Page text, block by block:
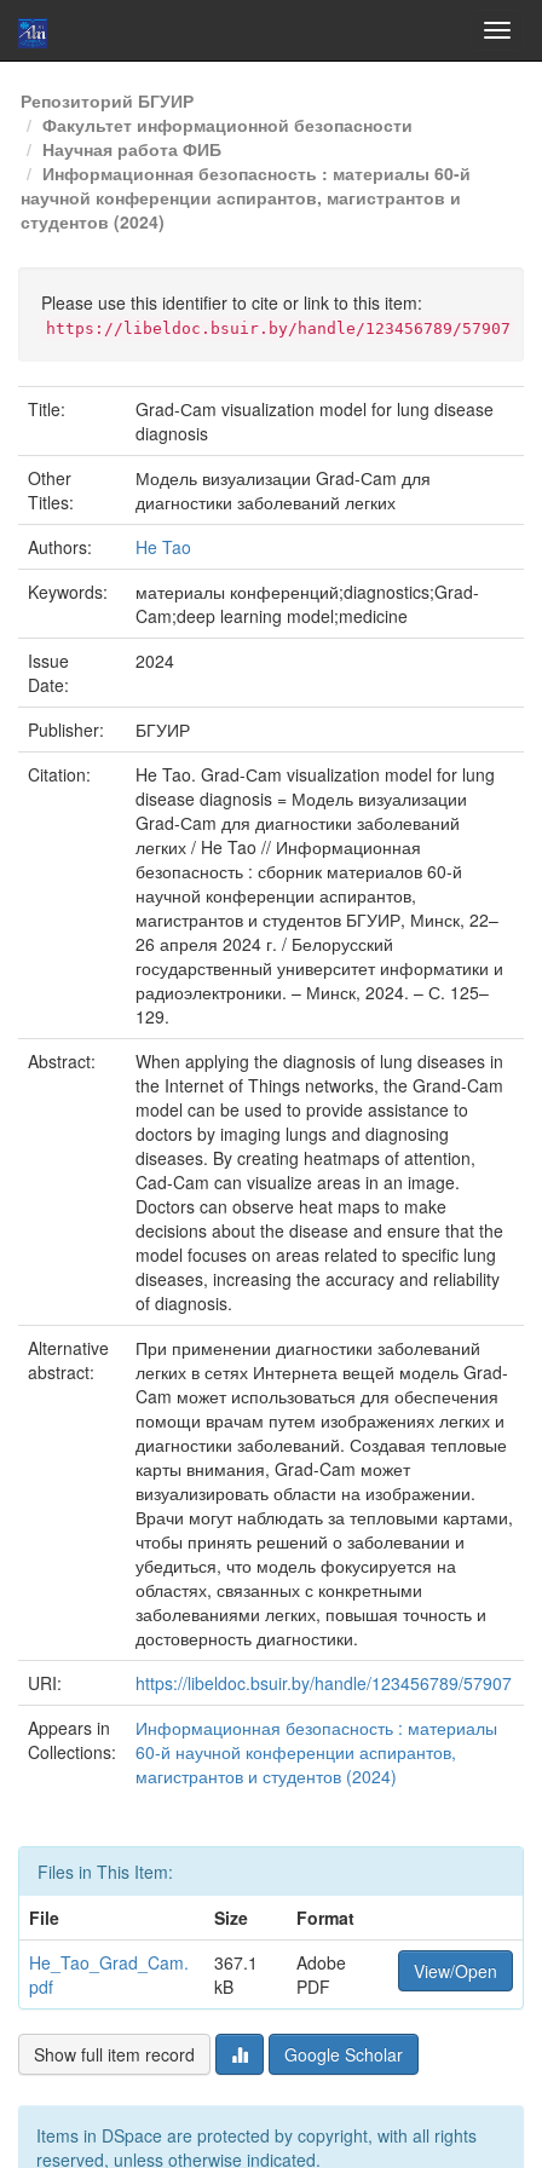
Skip
navigation
Репозиторий БГУИР
Факультет информационной безопасности
Научная работа ФИБ
Информационная безопасность : материалы 60-й
научной конференции аспирантов, магистрантов и
студентов (2024)
Please use this identifier to cite or link to this item:
https://libeldoc.bsuir.by/handle/123456789/57907
Title:
Grad-Сam visualization model for lung disease
diagnosis
Other
Titles:
Модель визуализации Grad-Сam для
диагностики заболеваний легких
Authors:
He Tao
Keywords:
материалы конференций;diagnostics;Grad-
Cam;deep learning model;medicine
Issue
Date:
2024
Publisher:
БГУИР
Citation:
He Tao. Grad-Сam visualization model for lung
disease diagnosis = Модель визуализации
Grad-Сam для диагностики заболеваний
легких / He Tao // Информационная
безопасность : сборник материалов 60-й
научной конференции аспирантов,
магистрантов и студентов БГУИР, Минск, 22–
26 апреля 2024 г. / Белорусский
государственный университет информатики и
радиоэлектроники. – Минск, 2024. – С. 125–
129.
Abstract:
When applying the diagnosis of lung diseases in
the Internet of Things networks, the Grand-Cam
model can be used to provide assistance to
doctors by imaging lungs and diagnosing
diseases. By creating heatmaps of attention,
Cad-Cam can visualize areas in an image.
Doctors can observe heat maps to make
decisions about the disease and ensure that the
model focuses on areas related to specific lung
diseases, increasing the accuracy and reliability
of diagnosis.
Alternative
abstract:
При применении диагностики заболеваний
легких в сетях Интернета вещей модель Grad-
Cam может использоваться для обеспечения
помощи врачам путем изображениях легких и
диагностики заболеваний. Создавая тепловые
карты внимания, Grad-Cam может
визуализировать области на изображении.
Врачи могут наблюдать за тепловыми картами,
чтобы принять решений о заболевании и
убедиться, что модель фокусируется на
областях, связанных с конкретными
заболеваниями легких, повышая точность и
достоверность диагностики.
URI:
https://libeldoc.bsuir.by/handle/123456789/57907
Appears in
Collections:
Информационная безопасность : материалы
60-й научной конференции аспирантов,
магистрантов и студентов (2024)
Files in This Item:
File
Size
Format
He_Tao_Grad_Cam.
pdf
367.1
kB
Adobe
PDF
View/Open
Show full item record Google Scholar
Items in DSpace are protected by copyright, with all rights
reserved, unless otherwise indicated.